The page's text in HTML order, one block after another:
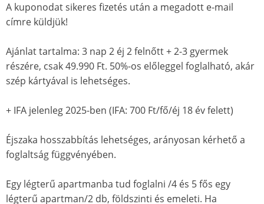
A kuponodat sikeres fizetés után a megadott e-mail
címre küldjük!
Ajánlat tartalma: 3 nap 2 éj 2 felnőtt + 2-3 gyermek
részére, csak 49.990 Ft. 50%-os előleggel foglalható, akár
szép kártyával is lehetséges.
+ IFA jelenleg 2025-ben (IFA: 700 Ft/fő/éj 18 év felett)
Éjszaka hosszabbítás lehetséges, arányosan kérhető a
foglaltság függvényében.
Egy légterű apartmanba tud foglalni /4 és 5 fős egy
légterű apartman/2 db, földszinti és emeleti. Ha